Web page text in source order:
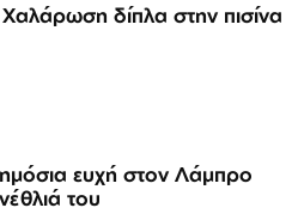
δίπλα στην πισίνα
ευχή στον Λάμπρο
του